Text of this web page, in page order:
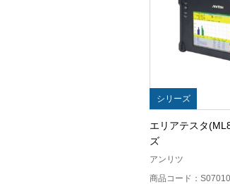
エリアテスタ
ズ
アンリツ
商品コード：
シリーズ